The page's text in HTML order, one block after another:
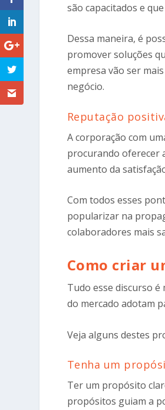
são capacitados e
Dessa maneira, é
promover soluções
empresa vão ser
negócio.
Reputação
A corporação com
procurando oferecer
aumento da
Com todos esses
popularizar na
colaboradores mais
Como criar
Tudo esse discurso
do mercado adotam
Veja alguns destes
Tenha um
Ter um propósito
propósitos guiam a